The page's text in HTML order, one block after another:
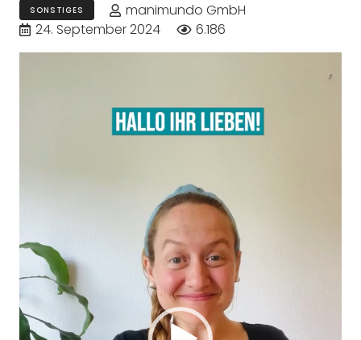
SONSTIGES
manimundo GmbH
24. September 2024
6.186